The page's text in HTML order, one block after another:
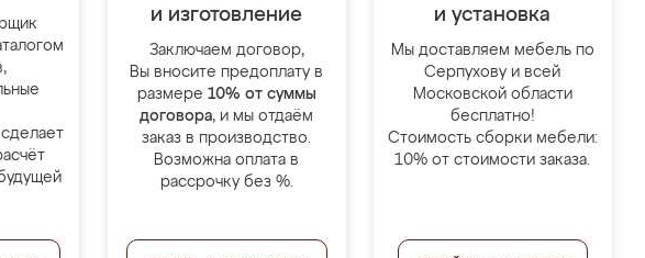
и изготовление
Заключаем договор,
Вы вносите предоплату в
размере 10% от суммы
договора, и мы отдаём
заказ в производство.
Возможна оплата в
рассрочку без %.
и установка
Мы доставляем мебель по
Серпухову и всей
Московской области
бесплатно!
Стоимость сборки мебели:
10% от стоимости заказа.